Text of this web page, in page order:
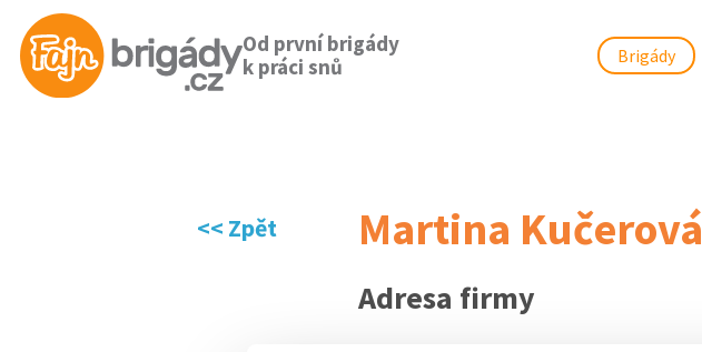
Od první brigády
k práci snů
Brigády
<< Zpět Martina Kučerová
Adresa firmy